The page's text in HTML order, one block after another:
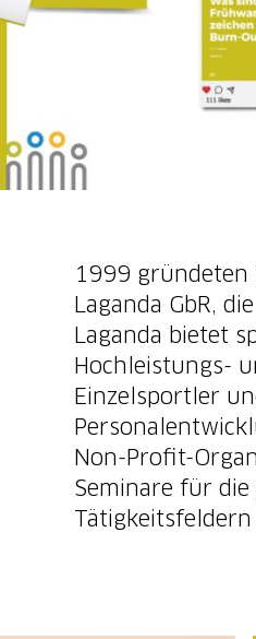
1999 gründeten
Laganda GbR,
Laganda bietet
Hochleistungs-
Einzelsportler
Non-Profit-
Seminare für